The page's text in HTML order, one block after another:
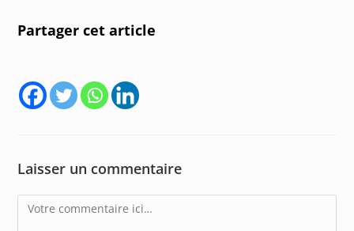
Partager cet article
Laisser un commentaire
Comment